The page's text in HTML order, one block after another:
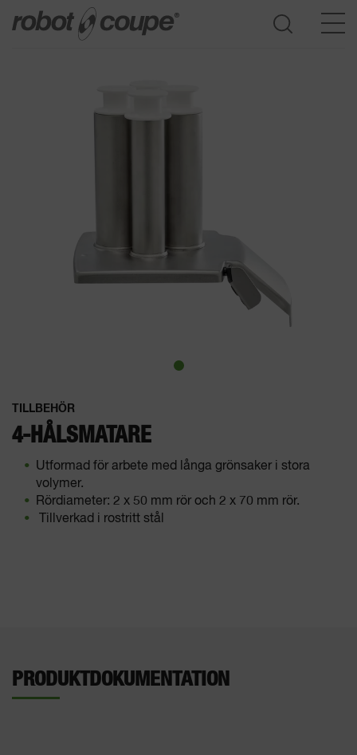
TILLBEHÖR
4-HÅLSMATARE
Utformad för arbete med långa grönsaker i stora
volymer.
Rördiameter: 2 x 50 mm rör och 2 x 70 mm rör.
Tillverkad i rostritt stål
PRODUKTDOKUMENTATION
Öppna produktguide